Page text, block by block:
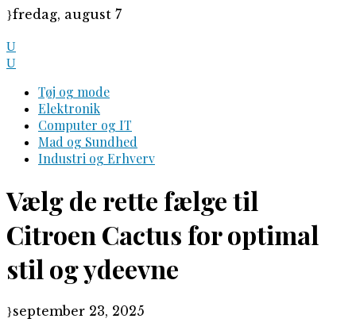
Skip
content
fredag, august 7
Tøj og mode
Elektronik
Computer og IT
Mad og Sundhed
Industri og Erhverv
Vælg de rette fælge til
Citroen Cactus for optimal
stil og ydeevne
september 23, 2025